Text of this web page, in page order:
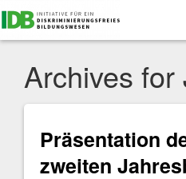
Archives for
Präsentation
zweiten